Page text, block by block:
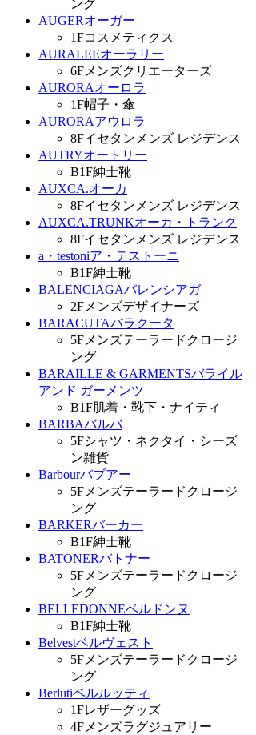
ング
AUGERオーガー
1Fコスメティクス
AURALEEオーラリー
6F メンズクリエーターズ
AURORAオーロラ
1F帽子・傘
AURORAアウロラ
8Fイセタンメンズ レジデンス
AUTRYオートリー
B1F紳士靴
AUXCA.オーカ
8Fイセタンメンズ レジデンス
AUXCA.TRUNKオーカ・トランク
8Fイセタンメンズ レジデンス
a・testoniア・テストーニ
B1F紳士靴
BALENCIAGAバレンシアガ
2F メンズデザイナーズ
BARACUTAバラクータ
5F メンズテーラードクロージ
ング
BARAILLE & GARMENTSバライル
アンド ガーメンツ
B1F肌着・靴下・ナイティ
BARBAバルバ
5Fシャツ・ネクタイ・シーズ
ン雑貨
Barbourバブアー
5F メンズテーラードクロージ
ング
BARKERバーカー
B1F紳士靴
BATONERバトナー
5F メンズテーラードクロージ
ング
BELLEDONNEベルドンヌ
B1F紳士靴
Belvestベルヴェスト
5F メンズテーラードクロージ
ング
Berlutiベルルッティ
1Fレザーグッズ
4F メンズラグジュアリー